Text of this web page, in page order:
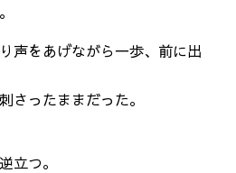
声をあげながら一歩、前に出
さったままだった。
立つ。